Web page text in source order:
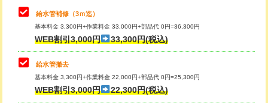
マス交換（土の掘削・埋め戻し作業）
マス交換（深さ50㎝未満）
マス交換（深さ50㎝以上）
コンクリート斫り（厚さ10㎝まで）
理・調整・分解・加工など（中作業）
止水・漏水調査・防水処理・清掃・修
理・調整・分解・加工など（重作業）
33,000円
その他部品の脱着
交換・取付（タンク）
給水管補修（3ｍ迄）
基本料金 3,300円+作業料金 33,000円+部品代 0円=36,300円
WEB割引3,000円 33,300円(税込)
給水管撤去
基本料金 3,300円+作業料金 22,000円+部品代 0円=25,300円
WEB割引3,000円 22,300円(税込)